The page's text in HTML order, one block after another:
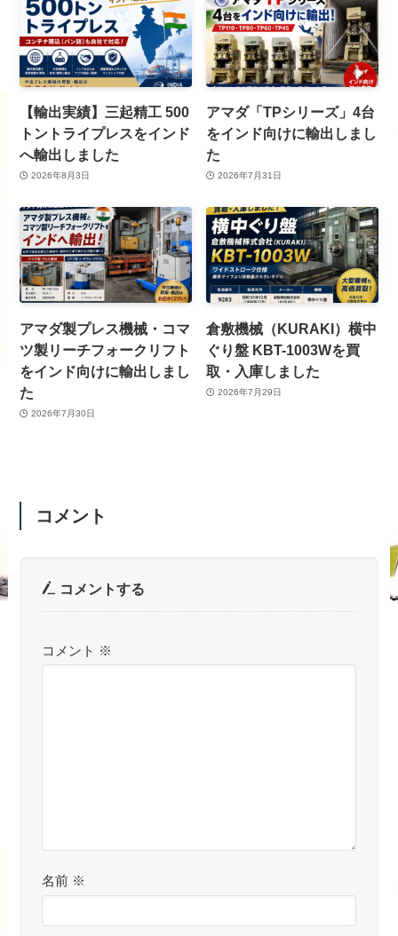
【輸出実績】三起精工 500
トントライプレスをインド
へ輸出しました
2026年8月3日
アマダ「TPシリーズ」4台
をインド向けに輸出しまし
た
2026年7月31日
アマダ製プレス機械・コマ
ツ製リーチフォークリフト
をインド向けに輸出しまし
た
2026年7月30日
倉敷機械（KURAKI）横中
ぐり盤 KBT-1003Wを買
取・入庫しました
2026年7月29日
コメント
コメントする
コメント ※
名前 ※